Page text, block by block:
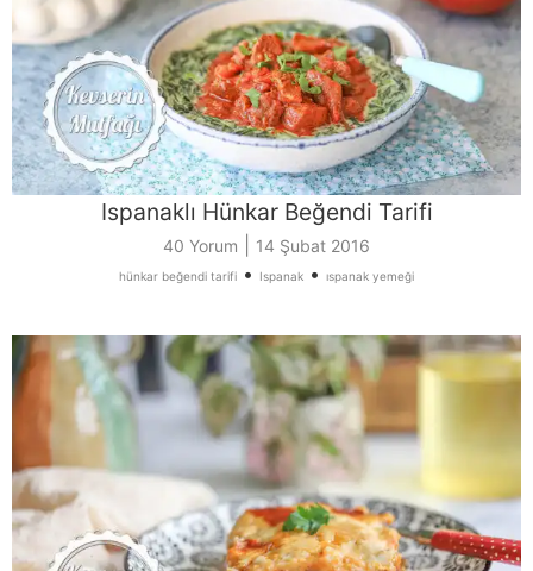
Ispanaklı Hünkar Beğendi Tarifi
40 Yorum 14 Şubat 2016
hünkar beğendi tarifi • Ispanak • ıspanak yemeği